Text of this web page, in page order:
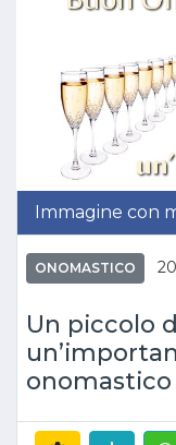
Immagine con
ONOMASTICO
Un piccolo